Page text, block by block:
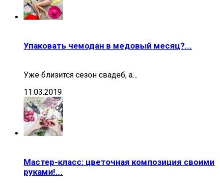
Упаковать чемодан в медовый месяц?...
Уже близится сезон свадеб, а…
11.03.2019
Мастер-класс: цветочная композиция своими
руками!...